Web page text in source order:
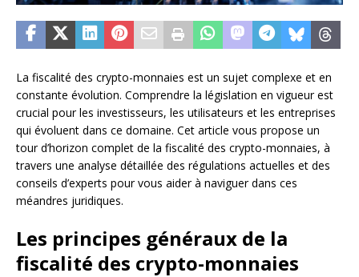
La fiscalité des crypto-monnaies est un sujet complexe et en
constante évolution. Comprendre la législation en vigueur est
crucial pour les investisseurs, les utilisateurs et les entreprises
qui évoluent dans ce domaine. Cet article vous propose un
tour d’horizon complet de la fiscalité des crypto-monnaies, à
travers une analyse détaillée des régulations actuelles et des
conseils d’experts pour vous aider à naviguer dans ces
méandres juridiques.
Les principes généraux de la
fiscalité des crypto-monnaies